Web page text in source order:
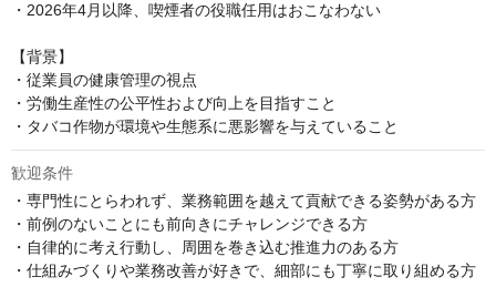
・2026年4月以降、喫煙者の役職任用はおこなわない
【背景】
・従業員の健康管理の視点
・労働生産性の公平性および向上を目指すこと
・タバコ作物が環境や生態系に悪影響を与えていること
歓迎条件
・専門性にとらわれず、業務範囲を越えて貢献できる姿勢がある方
・前例のないことにも前向きにチャレンジできる方
・自律的に考え行動し、周囲を巻き込む推進力のある方
・仕組みづくりや業務改善が好きで、細部にも丁寧に取り組める方